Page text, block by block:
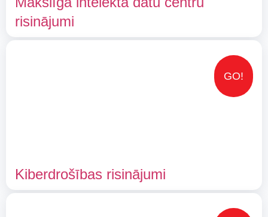
risinājumi
Kiberdrošības risinājumi
GO!